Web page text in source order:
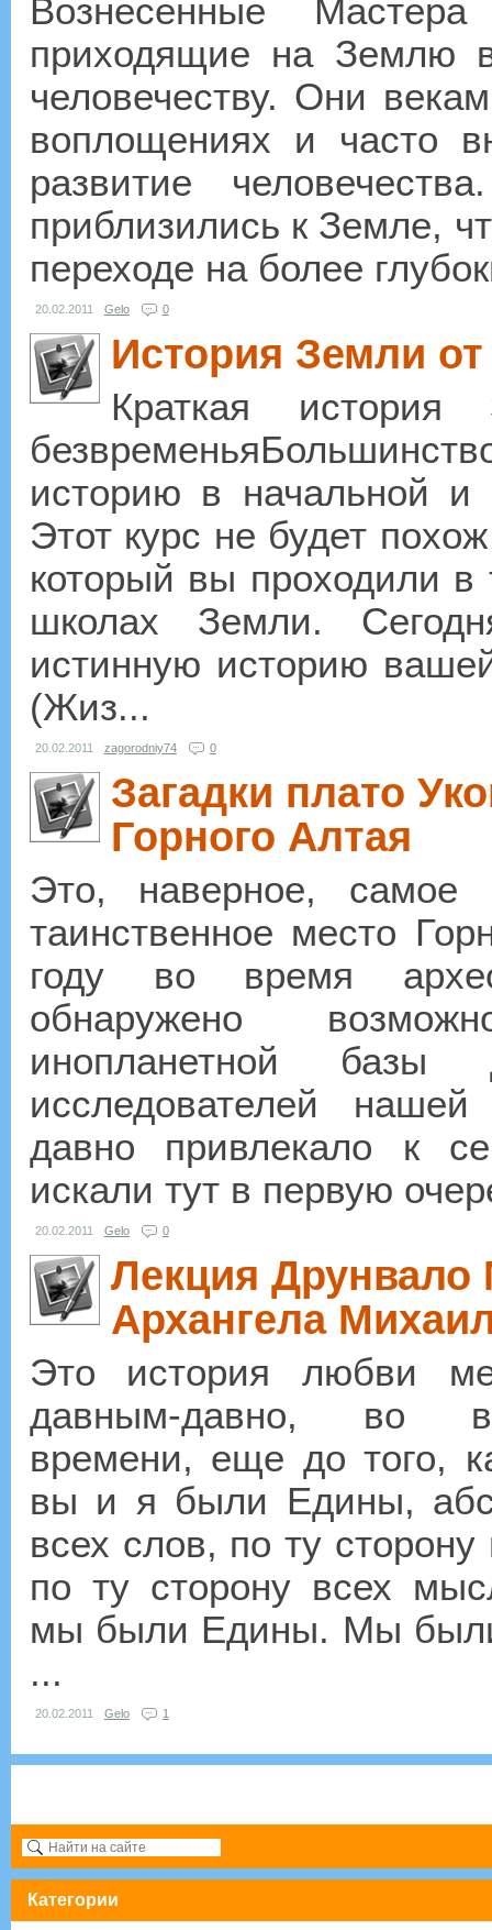
Вознесенные
приходящие на Землю
человечеству. Они
воплощениях и часто
развитие
приблизились к Земле,
переходе на более
20.02.2011 Gelo 0
История Земли
Краткая
историю в начальной
Этот курс не будет
который вы проходили
школах Земли.
истинную историю
(Жиз...
20.02.2011 zagorodniy74 0
Загадки плато
Горного Алтая
Это, наверное,
таинственное место
году во время
обнаружено
инопланетной базы
исследователей нашей
давно привлекало к
искали тут в первую
20.02.2011 Gelo 0
Лекция Друнвало
Архангела
Это история любви
давным-давно, во
времени, еще до того,
вы и я были Едины,
всех слов, по ту
по ту сторону всех
мы были Едины. Мы
...
20.02.2011 Gelo 1
Категории